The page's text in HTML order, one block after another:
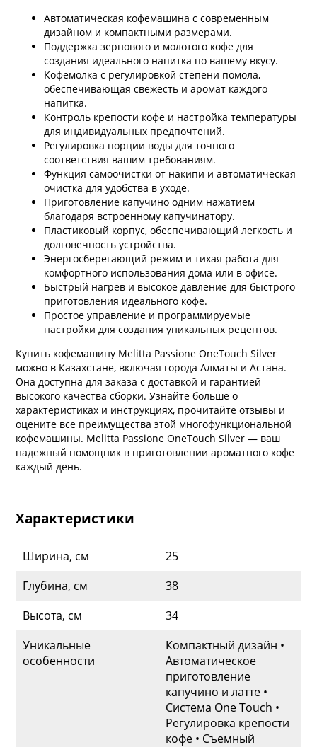
Автоматическая кофемашина с современным
дизайном и компактными размерами.
Поддержка зернового и молотого кофе для
создания идеального напитка по вашему вкусу.
Кофемолка с регулировкой степени помола,
обеспечивающая свежесть и аромат каждого
напитка.
Контроль крепости кофе и настройка температуры
для индивидуальных предпочтений.
Регулировка порции воды для точного
соответствия вашим требованиям.
Функция самоочистки от накипи и автоматическая
очистка для удобства в уходе.
Приготовление капучино одним нажатием
благодаря встроенному капучинатору.
Пластиковый корпус, обеспечивающий легкость и
долговечность устройства.
Энергосберегающий режим и тихая работа для
комфортного использования дома или в офисе.
Быстрый нагрев и высокое давление для быстрого
приготовления идеального кофе.
Простое управление и программируемые
настройки для создания уникальных рецептов.
Купить кофемашину Melitta Passione OneTouch Silver
можно в Казахстане, включая города Алматы и Астана.
Она доступна для заказа с доставкой и гарантией
высокого качества сборки. Узнайте больше о
характеристиках и инструкциях, прочитайте отзывы и
оцените все преимущества этой многофункциональной
кофемашины. Melitta Passione OneTouch Silver — ваш
надежный помощник в приготовлении ароматного кофе
каждый день.
Характеристики
Ширина, см
25
Глубина, см
38
Высота, см
34
Уникальные
особенности
Компактный дизайн •
Автоматическое
приготовление
капучино и латте •
Система One Touch •
Регулировка крепости
кофе • Съемный